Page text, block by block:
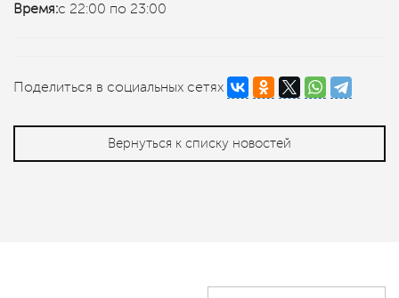
Время:с 22:00 по 23:00
Поделиться в социальных сетях
Вернуться к списку новостей